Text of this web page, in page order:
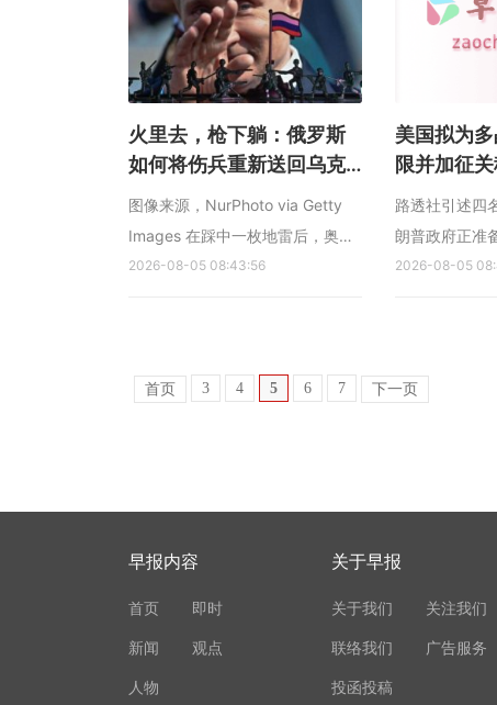
签证。巴西政府当天晚上发表声明
说，美国的决定清楚表明华盛顿意
图干...
火里去，枪下躺：俄罗斯
如何将伤兵重新送回乌克
兰前线？
图像来源，NurPhoto via Getty
Images 在踩中一枚地雷后，奥列
格·希金（Oleg Shikin）被送往医
不被手术切除。 希金是在获得刑
2026-08-05 08:43:56
美国拟为
限并加征
路透社引述四
朗普政府正准
品设定价格下
心。 这项预计
2026-08-05
首页 3 4 5 6 7 下一页
早报内容
首页 即时
新闻 观点
人物
关于早报
关于我们 关注我们
联络我们 广告服务
投函投稿